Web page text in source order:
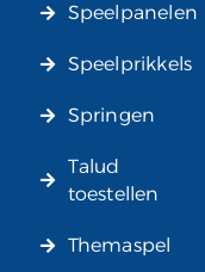
Speelpanelen
Speelprikkels
Springen
Talud
toestellen
Themaspel